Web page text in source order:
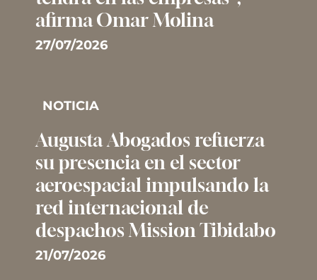
afirma Omar Molina
27/07/2026
NOTICIA
Augusta Abogados refuerza
su presencia en el sector
aeroespacial impulsando la
red internacional de
despachos Mission Tibidabo
21/07/2026